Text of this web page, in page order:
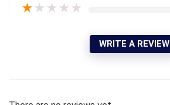
★ ★ ★ ★ ★
WRITE A REVIEW